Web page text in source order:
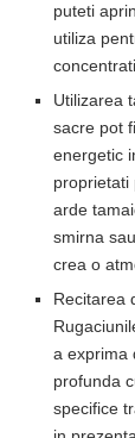
puteti
utiliza
Utilizarea
sacre pot
energetic
proprietati
arde
smirna
crea o
Recitarea
a exprima
profunda
specifice